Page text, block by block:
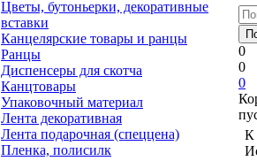
Цветы, бутоньерки, декоративные
вставки
Канцелярские товары и ранцы
Ранцы
Диспенсеры для скотча
Канцтовары
Упаковочный материал
Лента декоративная
Лента подарочная (спеццена)
Пленка, полисилк
0
0
0
К